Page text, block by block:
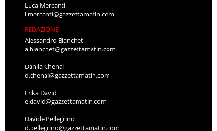
Luca Mercanti
l.mercanti@gazzettamatin.com
REDAZIONE
Alessandro Bianchet
a.bianchet@gazzettamatin.com
Danila Chenal
d.chenal@gazzettamatin.com
Erika David
e.david@gazzettamatin.com
Davide Pellegrino
d.pellegrino@gazzettamatin.com